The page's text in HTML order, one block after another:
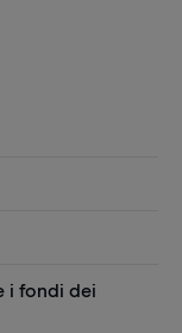
i prezzi e
Reuters
di
di
i fondi dei